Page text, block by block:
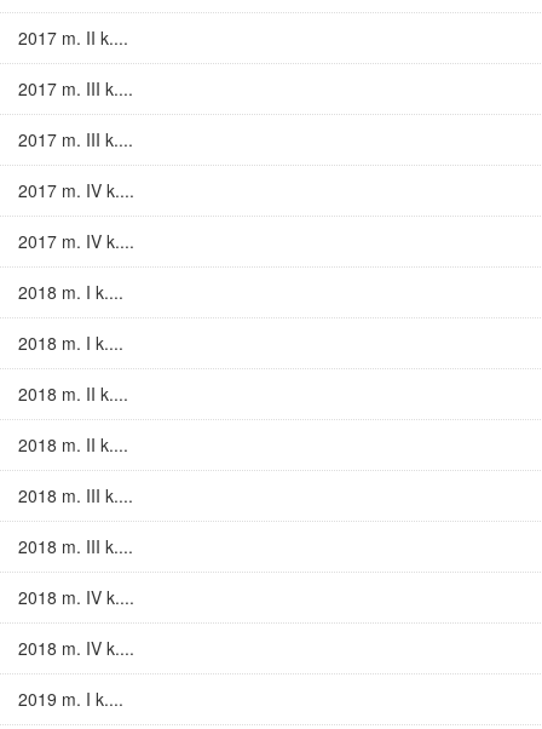
2017 m. II k....
2017 m. III k....
2017 m. III k....
2017 m. IV k....
2017 m. IV k....
2018 m. I k....
2018 m. I k....
2018 m. II k....
2018 m. II k....
2018 m. III k....
2018 m. III k....
2018 m. IV k....
2018 m. IV k....
2019 m. I k....